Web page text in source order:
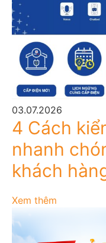
03.07.2026
4 Cách
nhanh
khách
Xem thêm